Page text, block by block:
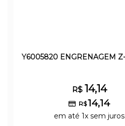
Y6005820 ENGRENAGEM
R$ 14,14
R$14,14
em até 1x sem juros